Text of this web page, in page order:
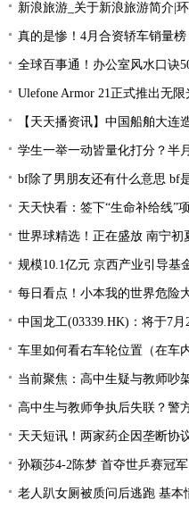
新浪旅游_关于新浪旅游简介|
真的是惨！4月合资轿车销量榜
全球百事通！办公室风水口诀50条_
Ulefone Armor 21正式推出无
【天天播资讯】中国船舶大连造船
学生一举一动皆量化打分？半月谈：
bf除了男朋友还有什么意思 bf
天天快看：签下“生命补给线”项目意向协
世界球精选！正在盛放 南宁初
规模10.1亿元 京西产业引导基
每日看点！小本我的世界危险大
中国龙工(03339.HK)：将于7月28日
车里如何看右车轮位置（在车
当前聚焦：高中生疑与教师吵
高中生与教师争执后失联？警
天天短讯！两家药企因垄断协
孙颖莎4-2陈梦 首夺世乒赛冠
老人趴女厕被质问后逃跑 基本